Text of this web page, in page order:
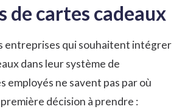
de cartes cadeaux
entreprises qui souhaitent intégrer
dans leursystème de
employés ne savent pas par où
décision à prendre :